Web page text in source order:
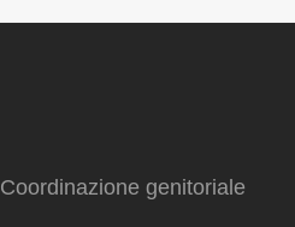
Coordinazione genitoriale